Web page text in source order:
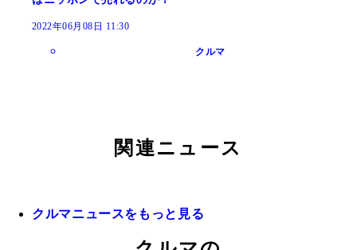
2022年06月08日 11:30
クルマ
関連ニュース
クルマニュースをもっと見る